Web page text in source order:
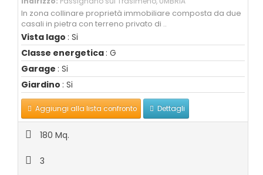
In zona collinare proprietà immobiliare composta da due
casali in pietra con terreno privato di ..
Vista lago : Si
Classe energetica : G
Garage : Si
Giardino : Si
Aggiungi alla lista confronto Dettagli
180 Mq.
3